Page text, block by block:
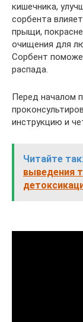
кишечника,
сорбента
прыщи,
очищения для
Сорбент
распада.
Перед началом
инструкцию и
Читайте
выведения